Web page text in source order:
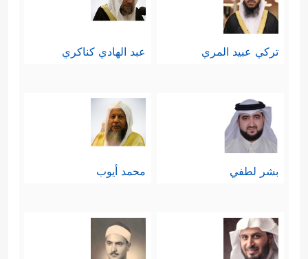
تركي عبيد المري عبد الهادي كناكري
بشر لطفي محمد أيوب